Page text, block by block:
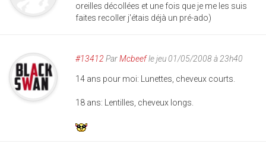
oreilles décollées et une fois que je me les suis
faites recoller j'étais déjà un pré-ado)
#13412 ParMcbeefle jeu 01/05/2008 à 23h40
14 ans pour moi: Lunettes, cheveux courts.
18 ans: Lentilles, cheveux longs.